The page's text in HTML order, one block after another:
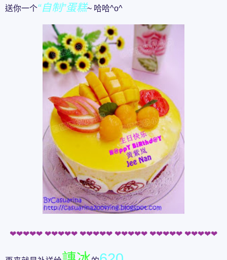
送你一个“自制”蛋糕~ 哈哈^o^
❤❤❤❤❤ ❤❤❤❤❤ ❤❤❤❤❤ ❤❤❤❤❤ ❤❤❤❤❤ ❤❤❤❤❤